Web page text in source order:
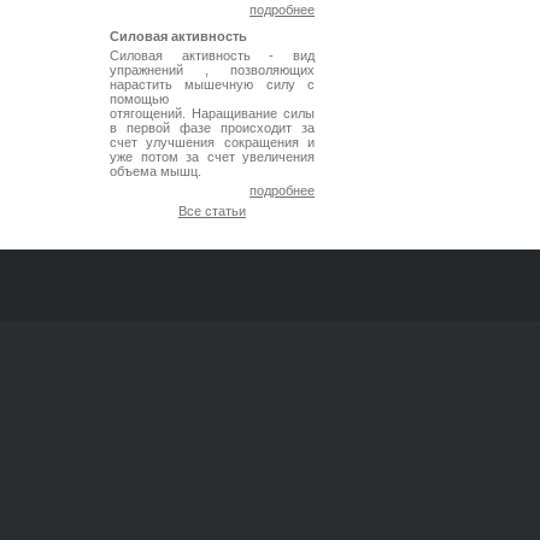
подробнее
Силовая активность
Силовая активность - вид
упражнений , позволяющих
нарастить мышечную силу с
помощью
отягощений. Наращивание силы
в первой фазе происходит за
счет улучшения сокращения и
уже потом за счет увеличения
объема мышц.
подробнее
Все статьи